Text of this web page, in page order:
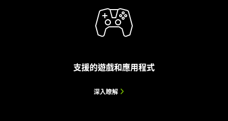
可透過簡單的語音或文字命令，極致優化效能並最佳化能源效
率、調整遊戲設定、提供即時診斷、製作效能指標圖表，以及
量身打造週邊設備等，而且全部由本機的 GeForce RTX GPU
景等強大的人工智慧效果，讓任何空間搖身一變成為居家工作
室，將直播、語音聊天和視訊會議通話提升至全新境界。
DLSS 與 Reflex、生成式 AI 紋理工具和運用實體渲染的現代素
材集，打造令人驚豔的經典遊戲 RTX 重製版。
支援的遊戲和應用程式
深入瞭解